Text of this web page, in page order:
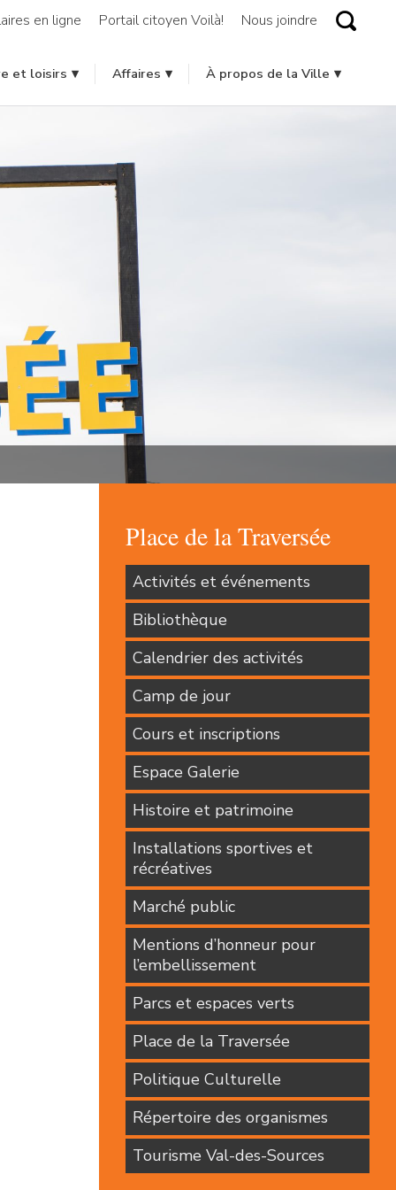
en ligne Portail citoyen Voilà! Nous joindre
et loisirs Affaires À propos de la Ville
Place de la Traversée
Activités et événements
Bibliothèque
Calendrier des activités
Camp de jour
Cours et inscriptions
Espace Galerie
Histoire et patrimoine
Installations sportives et
récréatives
Marché public
Mentions d’honneur pour
l’embellissement
Parcs et espaces verts
Place de la Traversée
Politique Culturelle
Répertoire des organismes
Tourisme Val-des-Sources